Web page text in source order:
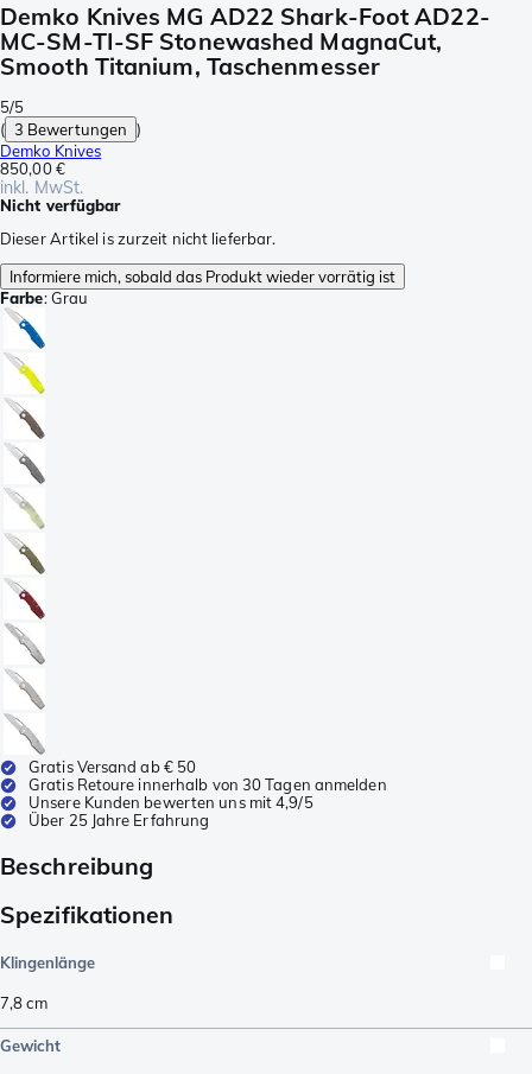
Demko Knives MG AD22 Shark-Foot AD22-
MC-SM-TI-SF Stonewashed MagnaCut,
Smooth Titanium, Taschenmesser
5/5
( 3 Bewertungen )
Demko Knives
850,00 €
inkl. MwSt.
Nicht verfügbar
Dieser Artikel is zurzeit nicht lieferbar.
Informiere mich, sobald das Produkt wieder vorrätig ist
Farbe:Grau
Gratis Versand ab € 50
Gratis Retoure innerhalb von 30 Tagen anmelden
Unsere Kunden bewerten uns mit 4,9/5
Über 25 Jahre Erfahrung
Beschreibung
Spezifikationen
Klingenlänge
7,8cm
Gewicht